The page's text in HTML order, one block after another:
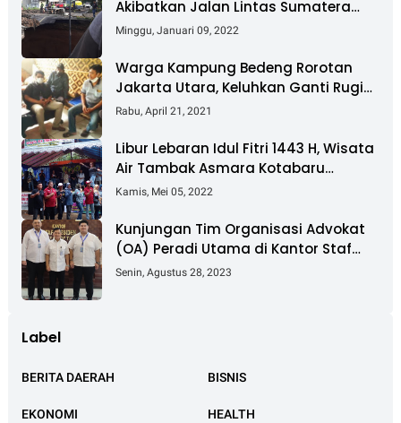
Akibatkan Jalan Lintas Sumatera
Nyaris Putus
Minggu, Januari 09, 2022
Warga Kampung Bedeng Rorotan
Jakarta Utara, Keluhkan Ganti Rugi
Pembebasan Lahan Tol Cibitung -
Rabu, April 21, 2021
Libur Lebaran Idul Fitri 1443 H, Wisata
Air Tambak Asmara Kotabaru
Dipadati Ribuan Pengunjung
Kamis, Mei 05, 2022
Kunjungan Tim Organisasi Advokat
(OA) Peradi Utama di Kantor Staf
Kepresidenan RI Istana Negara
Senin, Agustus 28, 2023
Label
BERITA DAERAH BISNIS
EKONOMI HEALTH